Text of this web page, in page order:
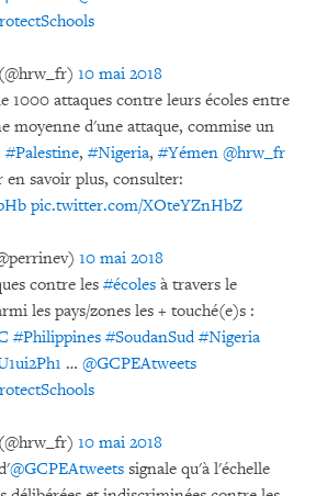
10 mai 2018
1000 attaques contre leurs écoles entre
moyenne d'une attaque, commise un
#Palestine, #Nigeria, #Yémen @hrw_fr
en savoir plus, consulter:
pic.twitter.com/XOteYZnHbZ
10 mai 2018
contre les #écoles à travers le
les pays/zones les + touché(e)s :
#Philippines #SoudanSud #Nigeria
… @GCPEAtweets
10 mai 2018
@GCPEAtweets signale qu'à l'échelle